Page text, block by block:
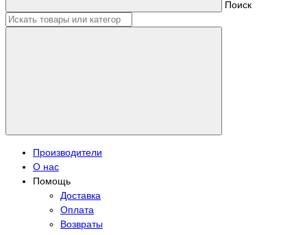
Поиск
Производители
О нас
Помощь
Доставка
Оплата
Возвраты